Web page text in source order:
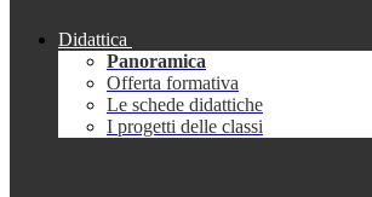
Didattica
Panoramica
Offerta formativa
Le schede didattiche
I progetti delle classi